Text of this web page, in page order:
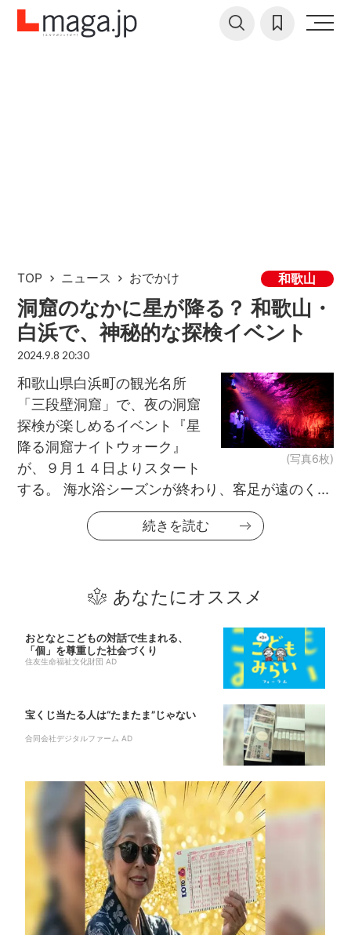
TOP ニュース おでかけ 和歌山
洞窟のなかに星が降る？ 和歌山・
白浜で、神秘的な探検イベント
2024.9.8 20:30
(写真6枚)
和歌山県白浜町の観光名所
「三段壁洞窟」で、夜の洞窟
探検が楽しめるイベント『星
降る洞窟ナイトウォーク』
が、９月１４日よりスタート
する。 海水浴シーズンが終わり、客足が遠のく...
続きを読む
あなたにオススメ
おとなとこどもの対話で生まれる、
「個」を尊重した社会づくり
住友生命福祉文化財団 AD
宝くじ当たる人は“たまたま”じゃない
合同会社デジタルファーム AD